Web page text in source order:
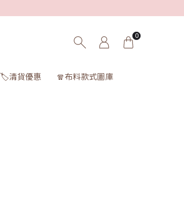
0
🏷️清貨優惠 🧣布料款式圖庫